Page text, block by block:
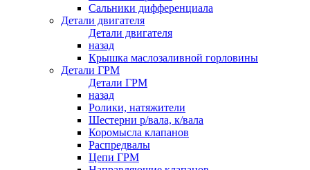
Сальники дифференциала
Детали двигателя
Детали двигателя
назад
Крышка маслозаливной горловины
Детали ГРМ
Детали ГРМ
назад
Ролики, натяжители
Шестерни р/вала, к/вала
Коромысла клапанов
Распредвалы
Цепи ГРМ